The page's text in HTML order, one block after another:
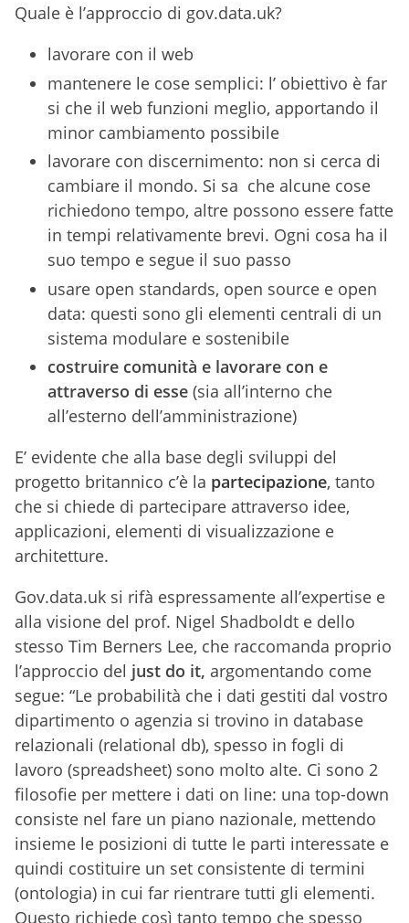
Quale è l’approccio di gov.data.uk?
lavorare con il web
mantenere le cose semplici: l’ obiettivo è far
si che il web funzioni meglio, apportando il
minor cambiamento possibile
lavorare con discernimento: non si cerca di
cambiare il mondo. Si sa che alcune cose
richiedono tempo, altre possono essere fatte
in tempi relativamente brevi. Ogni cosa ha il
suo tempo e segue il suo passo
usare open standards, open source e open
data: questi sono gli elementi centrali di un
sistema modulare e sostenibile
costruire comunità e lavorare con e
attraverso di esse (sia all’interno che
all’esterno dell’amministrazione)
E’ evidente che alla base degli sviluppi del
progetto britannico c’è la partecipazione, tanto
che si chiede di partecipare attraverso idee,
applicazioni, elementi di visualizzazione e
architetture.
Gov.data.uk si rifà espressamente all’expertise e
alla visione del prof. Nigel Shadboldt e dello
stesso Tim Berners Lee, che raccomanda proprio
l’approccio del just do it, argomentando come
segue: “Le probabilità che i dati gestiti dal vostro
dipartimento o agenzia si trovino in database
relazionali (relational db), spesso in fogli di
lavoro (spreadsheet) sono molto alte. Ci sono 2
filosofie per mettere i dati on line: una top-down
consiste nel fare un piano nazionale, mettendo
insieme le posizioni di tutte le parti interessate e
quindi costituire un set consistente di termini
(ontologia) in cui far rientrare tutti gli elementi.
Questo richiede così tanto tempo che spesso